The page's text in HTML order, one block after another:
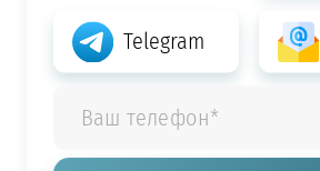
Telegram